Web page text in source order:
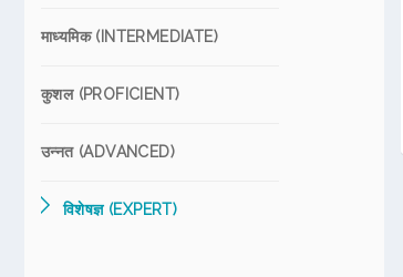
माध्यमिक (INTERMEDIATE)
कुशल (PROFICIENT)
उन्नत (ADVANCED)
विशेषज्ञ (EXPERT)